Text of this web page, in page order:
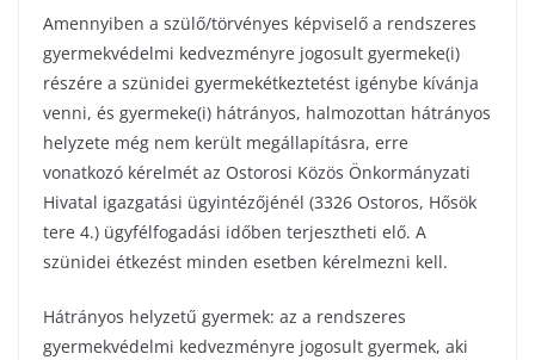
Amennyiben a szülő/törvényes képviselő a rendszeres
gyermekvédelmi kedvezményre jogosult gyermeke(i)
részére a szünidei gyermekétkeztetést igénybe kívánja
venni, és gyermeke(i) hátrányos, halmozottan hátrányos
helyzete még nem került megállapításra, erre
vonatkozó kérelmét az Ostorosi Közös Önkormányzati
Hivatal igazgatási ügyintézőjénél (3326 Ostoros, Hősök
tere 4.) ügyfélfogadási időben terjesztheti elő. A
szünidei étkezést minden esetben kérelmezni kell.
Hátrányos helyzetű gyermek: az a rendszeres
gyermekvédelmi kedvezményre jogosult gyermek, aki